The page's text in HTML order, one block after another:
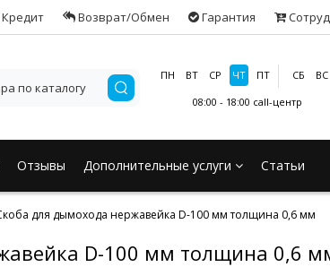
Кредит Возврат/Обмен Гарантия
ПН ВТ СР ЧТ ПТ СБ
ВС
08:00 - 18:00 call-центр
Отзывы Дополнительные услуги Статьи
для дымохода нержавейка D-100 мм толщина 0,6 мм
D-100 мм толщина 0,6